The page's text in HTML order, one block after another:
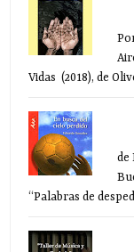
Vidas (2018), de
de
“Palabras de